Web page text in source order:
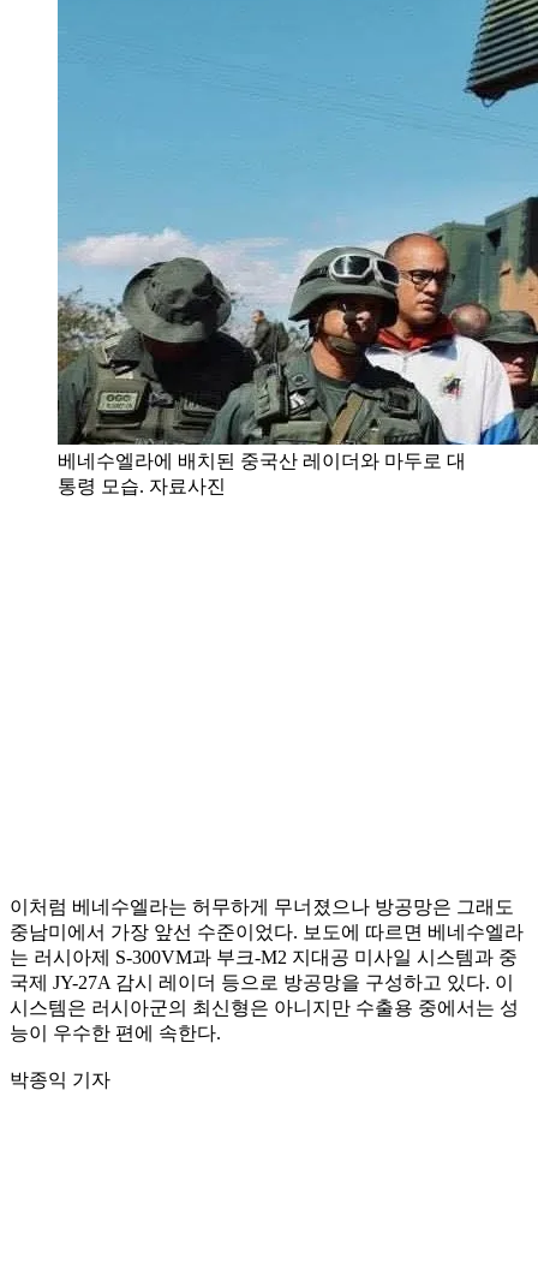
베네수엘라에 배치된 중국산 레이더와 마두로 대
통령 모습. 자료사진
이처럼 베네수엘라는 허무하게 무너졌으나 방공망은 그래도
중남미에서 가장 앞선 수준이었다. 보도에 따르면 베네수엘라
는 러시아제 S-300VM과 부크-M2 지대공 미사일 시스템과 중
국제 JY-27A 감시 레이더 등으로 방공망을 구성하고 있다. 이
시스템은 러시아군의 최신형은 아니지만 수출용 중에서는 성
능이 우수한 편에 속한다.
박종익 기자